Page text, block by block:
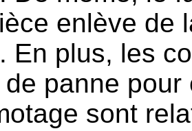
enlève de
En plus, les
panne
sont